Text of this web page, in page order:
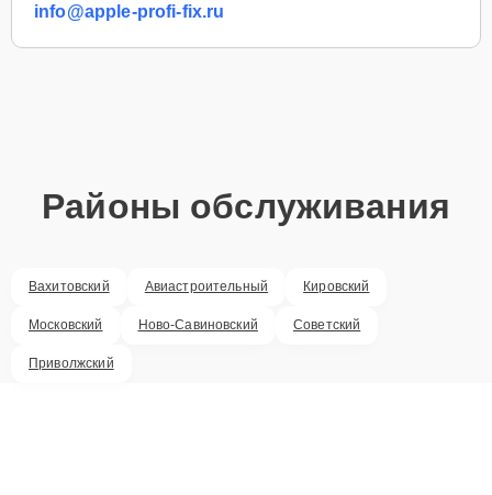
info@apple-profi-fix.ru
Районы обслуживания
Вахитовский Авиастроительный Кировский
Московский Ново-Савиновский Советский
Приволжский